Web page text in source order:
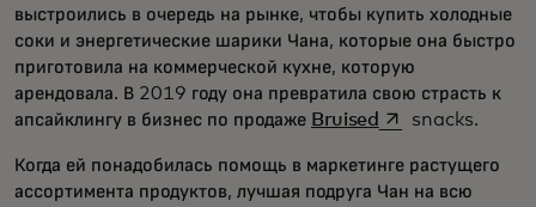
выстроились в очередь на рынке, чтобы купить холодные
соки и энергетические шарики Чана, которые она быстро
приготовила на коммерческой кухне, которую
арендовала. В 2019 году она превратила свою страсть к
апсайклингу в бизнес по продаже Bruised opens in a new
snacks.
Когда ей понадобилась помощь в маркетинге растущего
ассортимента продуктов, лучшая подруга Чан на всю